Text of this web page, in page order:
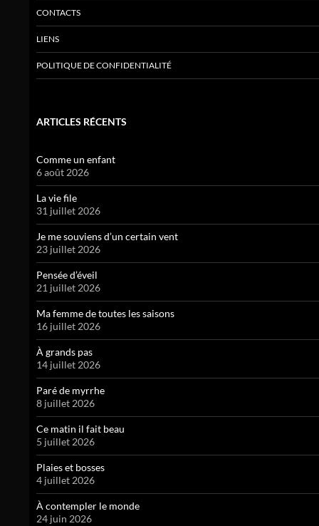
CONTACTS
LIENS
POLITIQUE DE CONFIDENTIALITÉ
ARTICLES RÉCENTS
Comme un enfant
6 août 2026
La vie file
31 juillet 2026
Je me souviens d’un certain vent
23 juillet 2026
Pensée d’éveil
21 juillet 2026
Ma femme de toutes les saisons
16 juillet 2026
À grands pas
14 juillet 2026
Paré de myrrhe
8 juillet 2026
Ce matin il fait beau
5 juillet 2026
Plaies et bosses
4 juillet 2026
À contempler le monde
24 juin 2026